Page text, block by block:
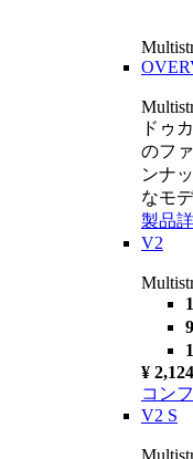
ドゥ
のフ
ンナ
なモ
製品
V2
¥
コン
V2 S